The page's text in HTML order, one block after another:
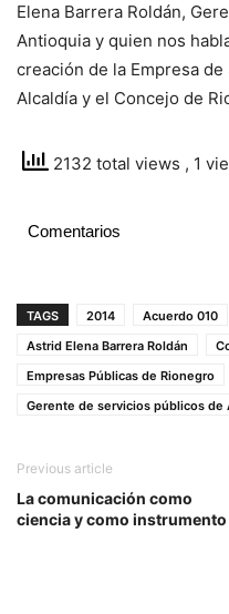
Elena Barrera Roldán,
Antioquia y quien nos
creación de la Empresa
Alcaldía y el Concejo de
2132 total views , 1
Comentarios
TAGS 2014 Acuerdo 010
Astrid Elena Barrera Roldán
Empresas Públicas de Rionegro
Gerente de servicios públicos de
Previous article
La comunicación como
ciencia y como instrumento